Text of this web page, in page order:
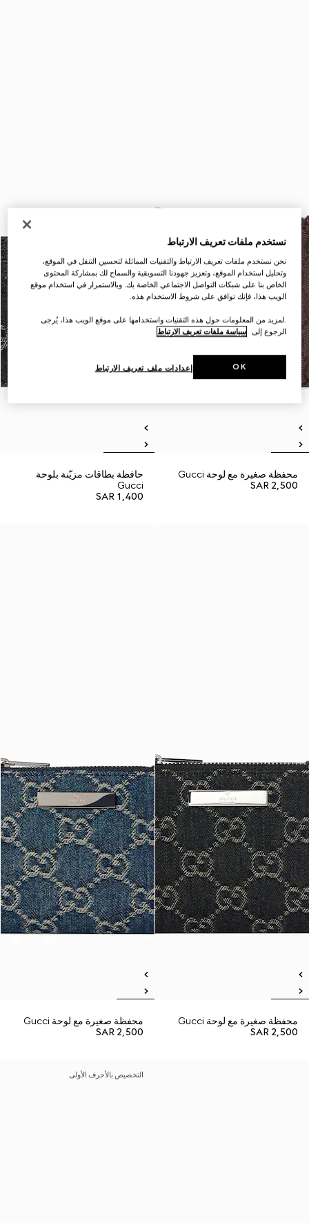
محفظة صغيرة مع لوحة Gucci
SAR 2,500
حافظة بطاقات مزيّنة بلوحة
Gucci
SAR 1,400
محفظة صغيرة مع لوحة Gucci
SAR 2,500
محفظة صغيرة مع لوحة Gucci
SAR 2,500
التخصيص بالأحرف الأولى
نستخدم ملفات تعريف الارتباط
نحن نستخدم ملفات تعريف الارتباط والتقنيات المماثلة لتحسين التنقل في الموقع،
وتحليل استخدام الموقع، وتعزيز جهودنا التسويقية والسماح لك بمشاركة المحتوى
الخاص بنا على شبكات التواصل الاجتماعي الخاصة بك. وبالاستمرار في استخدام موقع
الويب هذا، فإنك توافق على شروط الاستخدام هذه.
.لمزيد من المعلومات حول هذه التقنيات واستخدامها على موقع الويب هذا، يُرجى
الرجوع إلى سياسة ملفات تعريف الارتباط
إعدادات ملف تعريف الارتباط OK